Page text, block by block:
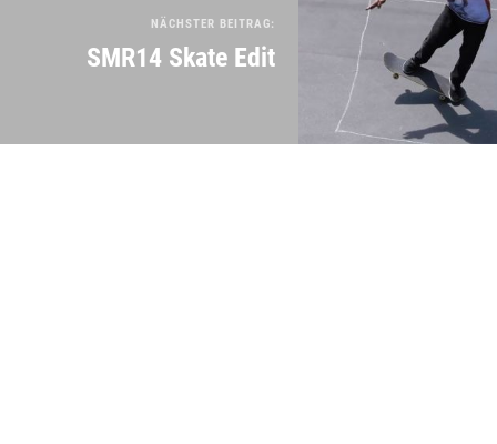
NÄCHSTER BEITRAG:
SMR14 Skate Edit